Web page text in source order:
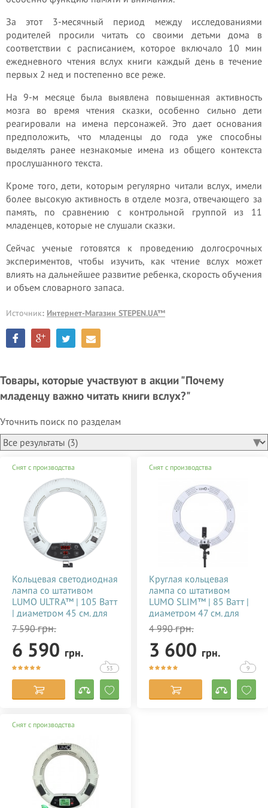
За этот 3-месячный период между исследованиями
родителей просили читать со своими детьми дома в
соответствии с расписанием, которое включало 10 мин
ежедневного чтения вслух книги каждый день в течение
первых 2 нед и постепенно все реже.
На 9-м месяце была выявлена повышенная активность
мозга во время чтения сказки, особенно сильно дети
реагировали на имена персонажей. Это дает основания
предположить, что младенцы до года уже способны
выделять ранее незнакомые имена из общего контекста
прослушанного текста.
Кроме того, дети, которым регулярно читали вслух, имели
более высокую активность в отделе мозга, отвечающего за
память, по сравнению с контрольной группой из 11
младенцев, которые не слушали сказки.
Сейчас ученые готовятся к проведению долгосрочных
экспериментов, чтобы изучить, как чтение вслух может
влиять на дальнейшее развитие ребенка, скорость обучения
и объем словарного запаса.
Источник: Интернет-Магазин STEPEN.UA™
Товары, которые участвуют в акции "Почему
младенцу важно читать книги вслух?"
Уточнить поиск по разделам
Снят с производства
Кольцевая светодиодная
лампа со штативом
LUMO ULTRA™ | 105 Ватт
| диаметром 45 см. для
тик тока, визажиста,
косметолога, блогера,
фото, видеосъемки
купить недорого в
Украине 356784
7 590грн.
6 590 грн.
53
Снят с производства
Круглая кольцевая
лампа со штативом
LUMO SLIM™ | 85 Ватт |
диаметром 47 см. для
съемки видео тик ток,
блогеров, визажиста,
макияжа купить
недорого в Украине
(Киеве) 356785
4 990грн.
3 600 грн.
9
Снят с производства